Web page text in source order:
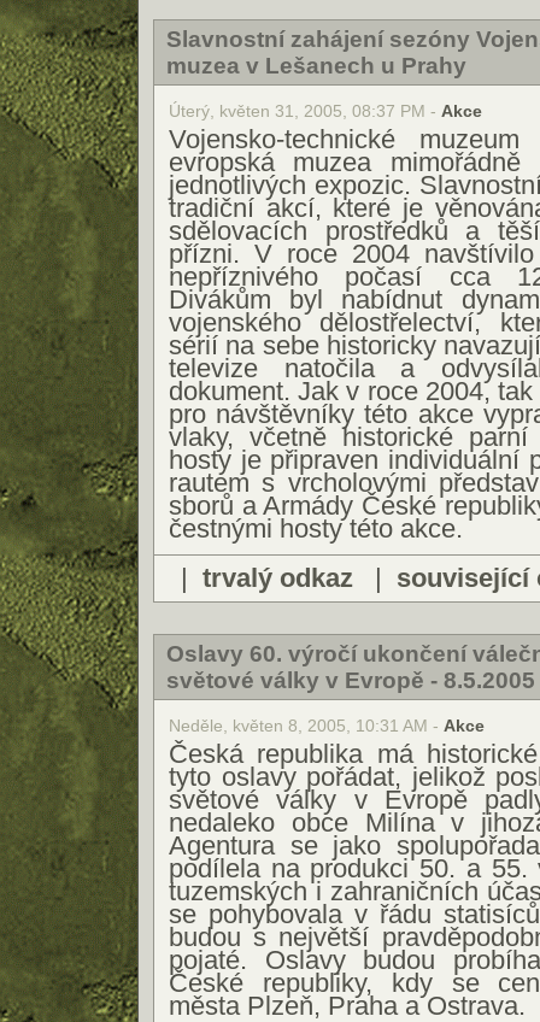
Slavnostní zahájení sezóny
muzea v Lešanech u Prahy
Úterý, květen 31, 2005, 08:37 PM - Akce
Vojensko-technické
evropská muzea mimořádně
jednotlivých expozic.
tradiční akcí, které je
sdělovacích prostředků a
přízni. V roce 2004
nepříznivého počasí cca
Divákům byl nabídnut
vojenského dělostřelectví,
sérií na sebe historicky
televize natočila a
dokument. Jak v roce 2004,
pro návštěvníky této akce
vlaky, včetně historické
hosty je připraven individuální
rautem s vrcholovými
sborů a Armády České
čestnými hosty této akce.
| trvalý odkaz | související
Oslavy 60. výročí ukončení
světové války v Evropě - 8.5.2005
Neděle, květen 8, 2005, 10:31 AM - Akce
Česká republika má
tyto oslavy pořádat, jelikož
světové války v Evropě
nedaleko obce Milína v
Agentura se jako
podílela na produkci 50. a 55.
tuzemských i zahraničních
se pohybovala v řádu
budou s největší
pojaté. Oslavy budou
České republiky, kdy se
města Plzeň, Praha a Ostrava.